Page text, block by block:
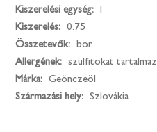
Kiszerelési egység:
Kiszerelés:
0.75
Összetevők:
bor
Allergének:
szulfitokat tartalmaz
Márka:
Geönczeöl
Származási hely:
Szlovákia